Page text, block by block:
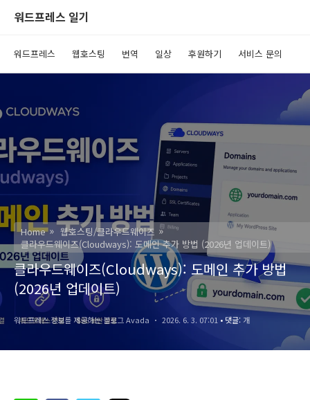
워드프레스 일기
워드프레스 웹호스팅 번역 일상 후원하기 서비스 문의
Home
웹호스팅/클라우드웨이즈
클라우드웨이즈(Cloudways): 도메인 추가 방법 (2026년 업데이트)
클라우드웨이즈(Cloudways): 도메인 추가 방법
(2026년 업데이트)
워드프레스 정보를 제공하는 블로그 Avada 2026. 6. 3. 07:01 • 댓글: 개